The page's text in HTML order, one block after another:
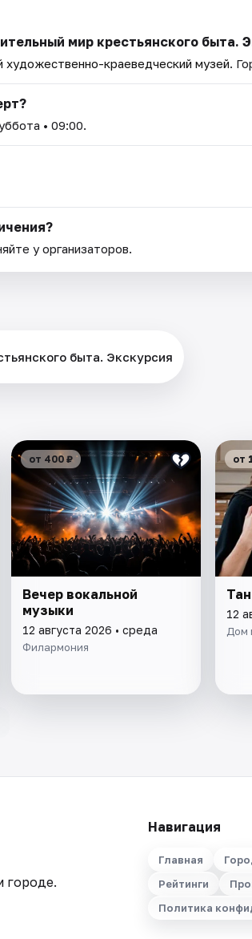
мир крестьянского быта.
художественно-краеведческий музей.
• 09:00.
у организаторов.
быта. Экскурсия
от 400 ₽
Вечер вокальной
музыки
12 августа 2026 • среда
Филармония
от
12
Дом
городе.
Навигация
Главная
Рейтинги
Политика